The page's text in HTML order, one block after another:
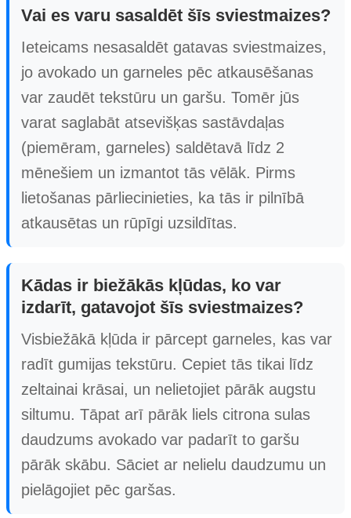
Vai es varu sasaldēt šīs sviestmaizes?
Ieteicams nesasaldēt gatavas sviestmaizes,
jo avokado un garneles pēc atkausēšanas
var zaudēt tekstūru un garšu. Tomēr jūs
varat saglabāt atsevišķas sastāvdaļas
(piemēram, garneles) saldētavā līdz 2
mēnešiem un izmantot tās vēlāk. Pirms
lietošanas pārliecinieties, ka tās ir pilnībā
atkausētas un rūpīgi uzsildītas.
Kādas ir biežākās kļūdas, ko var
izdarīt, gatavojot šīs sviestmaizes?
Visbiežākā kļūda ir pārcept garneles, kas var
radīt gumijas tekstūru. Cepiet tās tikai līdz
zeltainai krāsai, un nelietojiet pārāk augstu
siltumu. Tāpat arī pārāk liels citrona sulas
daudzums avokado var padarīt to garšu
pārāk skābu. Sāciet ar nelielu daudzumu un
pielāgojiet pēc garšas.